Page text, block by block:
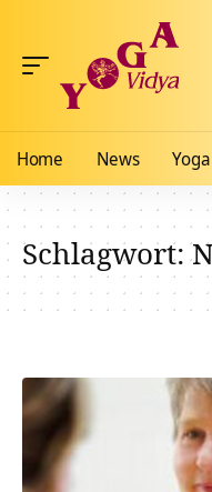
Home News
Schlagwort: